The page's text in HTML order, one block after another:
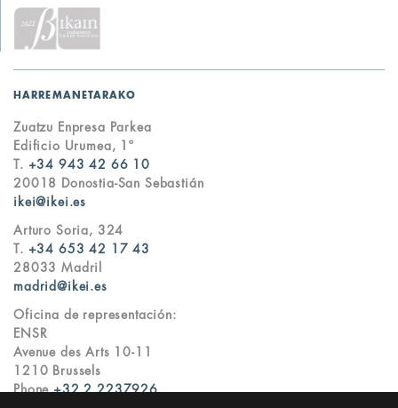
HARREMANETARAKO
Zuatzu Enpresa Parkea
Edificio Urumea, 1º
T.
+34 943 42 66 10
20018 Donostia-San Sebastián
ikei@ikei.es
Arturo Soria, 324
T.
+34 653 42 17 43
28033 Madril
madrid@ikei.es
Oficina de representación:
ENSR
Avenue des Arts 10-11
1210 Brussels
Phone +32 2 2237926